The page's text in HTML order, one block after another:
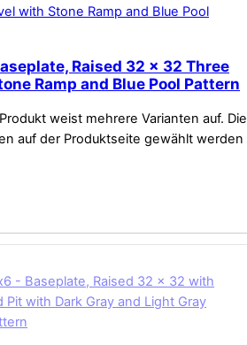
Raised 32 x 32 Three
Ramp and Blue Pool Pattern
weist mehrere Varianten auf. Die
auf der Produktseite gewählt werden